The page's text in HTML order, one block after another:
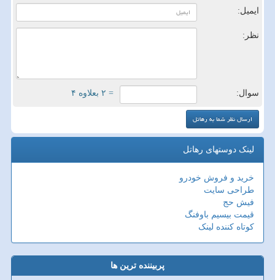
ایمیل:
نظر:
سوال: = ۲ بعلاوه ۴
لینک دوستهای رهاتل
خرید و فروش خودرو
طراحی سایت
فیش حج
قیمت بیسیم باوفنگ
کوتاه کننده لینک
پربیننده ترین ها